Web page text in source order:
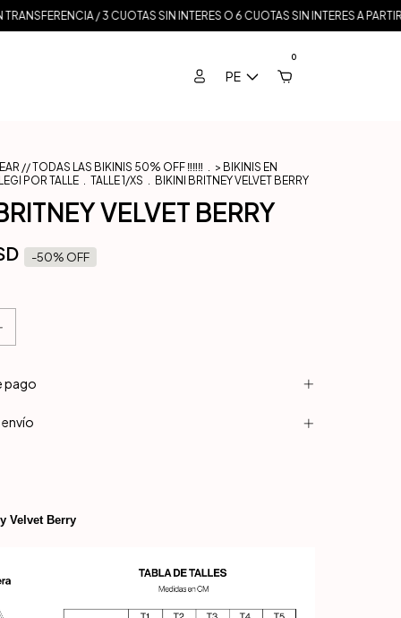
3 CUOTAS SIN INTERES O 6 CUOTAS SIN INTERES A PARTIR DE $350.000
PE
0
// TODAS LAS BIKINIS 50% OFF ‼️‼️‼️ . > BIKINIS EN
POR TALLE . TALLE 1/XS . BIKINI BRITNEY VELVET BERRY
VELVET BERRY
-50% OFF
pago
Velvet Berry